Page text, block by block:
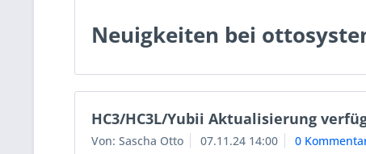
Neuigkeiten bei
HC3/HC3L/Yubii Aktualisierung
Von: Sascha Otto 07.11.24 14:00 0